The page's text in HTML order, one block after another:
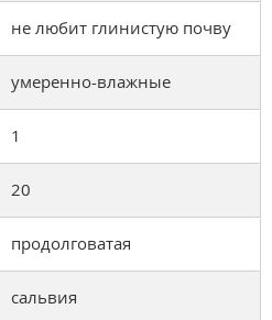
не любит глинистую почву
умеренно-влажные
1
20
продолговатая
сальвия